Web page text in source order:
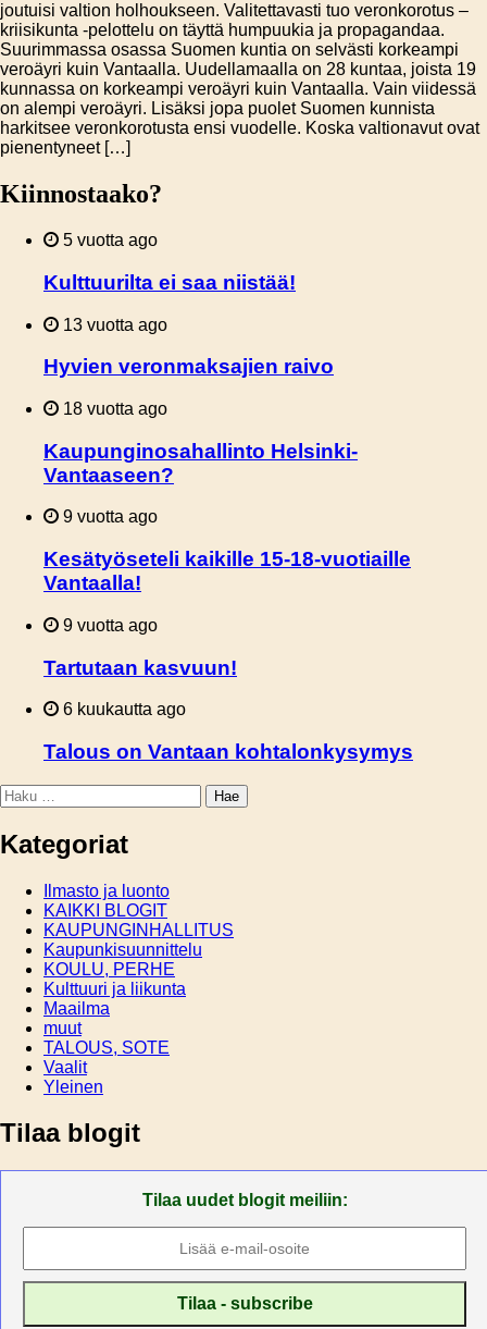
joutuisi valtion holhoukseen. Valitettavasti tuo veronkorotus –
kriisikunta -pelottelu on täyttä humpuukia ja propagandaa.
Suurimmassa osassa Suomen kuntia on selvästi korkeampi
veroäyri kuin Vantaalla. Uudellamaalla on 28 kuntaa, joista 19
kunnassa on korkeampi veroäyri kuin Vantaalla. Vain viidessä
on alempi veroäyri. Lisäksi jopa puolet Suomen kunnista
harkitsee veronkorotusta ensi vuodelle. Koska valtionavut ovat
pienentyneet […]
Kiinnostaako?
5 vuotta ago
Kulttuurilta ei saa niistää!
13 vuotta ago
Hyvien veronmaksajien raivo
18 vuotta ago
Kaupunginosahallinto Helsinki-
Vantaaseen?
9 vuotta ago
Kesätyöseteli kaikille 15-18-vuotiaille
Vantaalla!
9 vuotta ago
Tartutaan kasvuun!
6 kuukautta ago
Talous on Vantaan kohtalonkysymys
Haku:
Kategoriat
Ilmasto ja luonto
KAIKKI BLOGIT
KAUPUNGINHALLITUS
Kaupunkisuunnittelu
KOULU, PERHE
Kulttuuri ja liikunta
Maailma
muut
TALOUS, SOTE
Vaalit
Yleinen
Tilaa blogit
Tilaa uudet blogit meiliin: